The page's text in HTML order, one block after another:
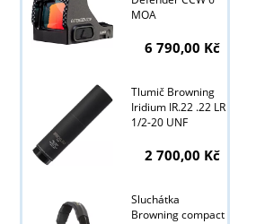
MOA
6 790,00 Kč
Tlumič Browning
Iridium IR.22 .22 LR
1/2-20 UNF
2 700,00 Kč
Sluchátka
Browning compact